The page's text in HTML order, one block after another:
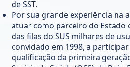
de SST.
Por sua grande experiência na
atuar como parceiro do Estado
das filas do SUS milhares de
convidado em 1998, a
qualificação da primeira